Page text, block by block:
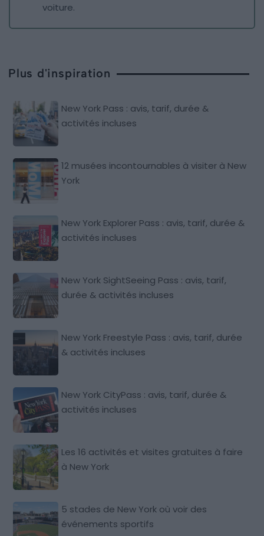
voiture.
Plus d'inspiration
New York Pass : avis, tarif, durée &
activités incluses
12 musées incontournables à visiter à New
York
New York Explorer Pass : avis, tarif, durée &
activités incluses
New York SightSeeing Pass : avis, tarif,
durée & activités incluses
New York Freestyle Pass : avis, tarif, durée
& activités incluses
New York CityPass : avis, tarif, durée &
activités incluses
Les 16 activités et visites gratuites à faire
à New York
5 stades de New York où voir des
événements sportifs